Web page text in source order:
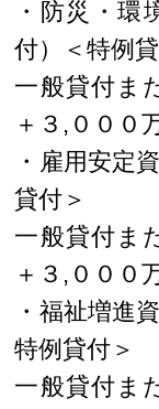
・防災・環
付）＜特例
一般貸付ま
＋３,０００
・雇用安定
貸付＞
一般貸付ま
＋３,０００
・福祉増進
特例貸付＞
一般貸付ま